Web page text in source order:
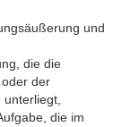
und
die die
der
die im